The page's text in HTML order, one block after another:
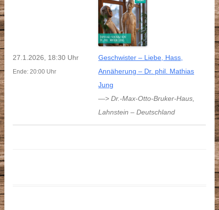
27.1.2026, 18:30 Uhr
Ende: 20:00 Uhr
Geschwister – Liebe, Hass,
Annäherung – Dr. phil. Mathias
Jung
—> Dr.-Max-Otto-Bruker-Haus,
Lahnstein –Deutschland